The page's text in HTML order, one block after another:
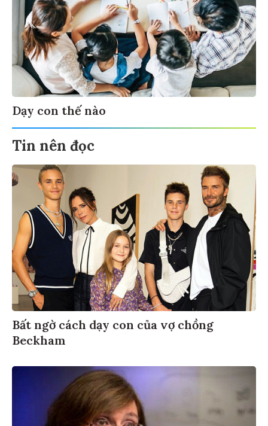
Dạy con thế nào
Tin nên đọc
Bất ngờ cách dạy con của vợ chồng
Beckham